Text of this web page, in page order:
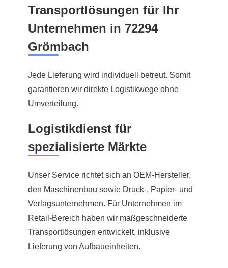
Transportlösungen für Ihr
Unternehmen in 72294
Grömbach
Jede Lieferung wird individuell betreut. Somit
garantieren wir direkte Logistikwege ohne
Umverteilung.
Logistikdienst für
spezialisierte Märkte
Unser Service richtet sich an OEM-Hersteller,
den Maschinenbau sowie Druck-, Papier- und
Verlagsunternehmen. Für Unternehmen im
Retail-Bereich haben wir maßgeschneiderte
Transportlösungen entwickelt, inklusive
Lieferung von Aufbaueinheiten.